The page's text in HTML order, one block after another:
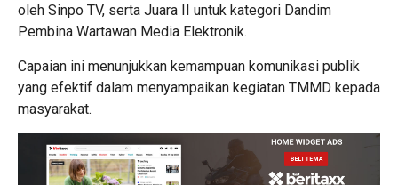
oleh Sinpo TV, serta Juara II untuk kategori Dandim
Pembina Wartawan Media Elektronik.
Capaian ini menunjukkan kemampuan komunikasi publik
yang efektif dalam menyampaikan kegiatan TMMD kepada
masyarakat.